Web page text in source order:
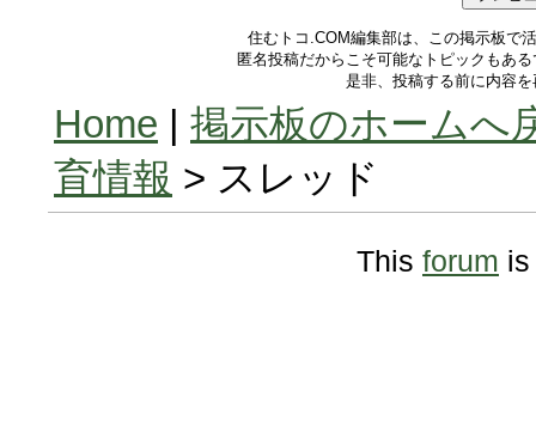
住むトコ.COM編集部は、この掲示板で
匿名投稿だからこそ可能なトピックもあ
是非、投稿する前に内容
Home | 掲示板のホームへ
育情報 > スレッド
This forum